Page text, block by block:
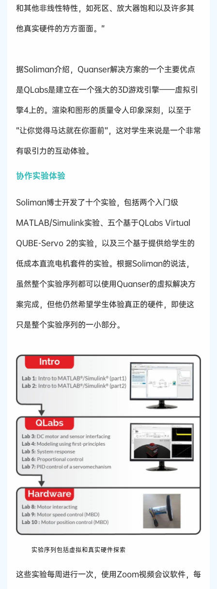
和其他非线性特性，如死区、放大器饱和以及许多其
他真实硬件的方方面面。”
据Soliman介绍，Quanser解决方案的一个主要优点
是QLabs是建立在一个强大的3D游戏引擎——虚拟引
擎4上的。渲染和图形的质量令人印象深刻，以至于
“让你觉得马达就在你面前”，这对学生来说是一个非常
有吸引力的互动体验。
协作实验体验
Soliman博士开发了十个实验，包括两个入门级
MATLAB/Simulink实验、五个基于QLabs Virtual
QUBE-Servo 2的实验，以及三个基于提供给学生的
低成本直流电机套件的实验。根据Soliman的说法，
虽然整个实验序列都可以使用Quanser的虚拟解决方
案完成，但他仍然希望学生体验真正的硬件，即使这
只是整个实验序列的一小部分。
实验序列包括虚拟和真实硬件探索
这些实验每周进行一次，使用Zoom视频会议软件，每